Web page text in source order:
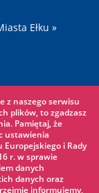
Ełku »
z naszego serwisu
plików, to zgadzasz
Pamiętaj, że
ustawienia
i Rady
r. w sprawie
danych
danych oraz
informujemy,